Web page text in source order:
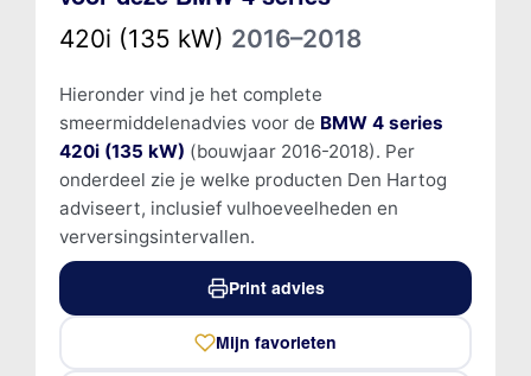
420i (135 kW) 2016–2018
Hieronder vind je het complete
smeermiddelenadvies voor de BMW 4 series
420i (135 kW) (bouwjaar 2016-2018). Per
onderdeel zie je welke producten Den Hartog
adviseert, inclusief vulhoeveelheden en
verversingsintervallen.
Print advies
Mijn favorieten